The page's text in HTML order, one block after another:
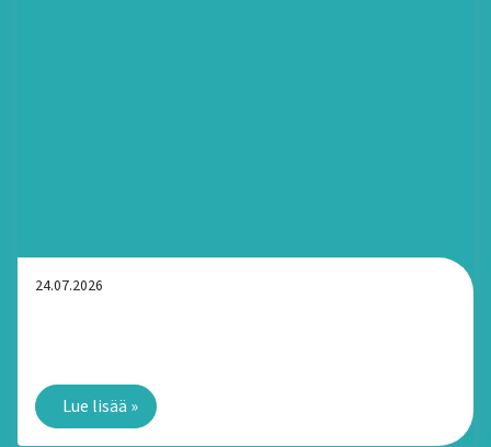
24.07.2026
Lue lisää »